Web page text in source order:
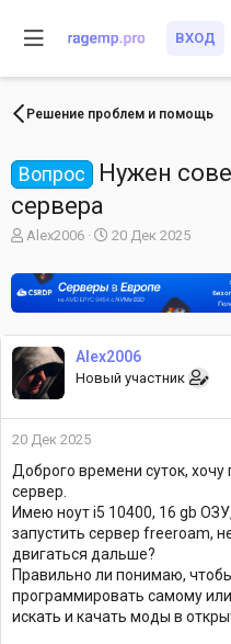
ВХОД
Решение проблем и помощь
Вопрос
Нужен
сервера
А
т
о
р
т
е
м
ы
Alex2006
Д
т
а
н
а
ч
а
20 Дек 2025
Alex2006
Новый участник
20 Дек 2025
Доброго времени суток,
сервер.
Имею ноут i5 10400, 16 gb
запустить сервер freeroam,
двигаться дальше?
Правильно ли понимаю,
программировать самому
искать и качать моды в